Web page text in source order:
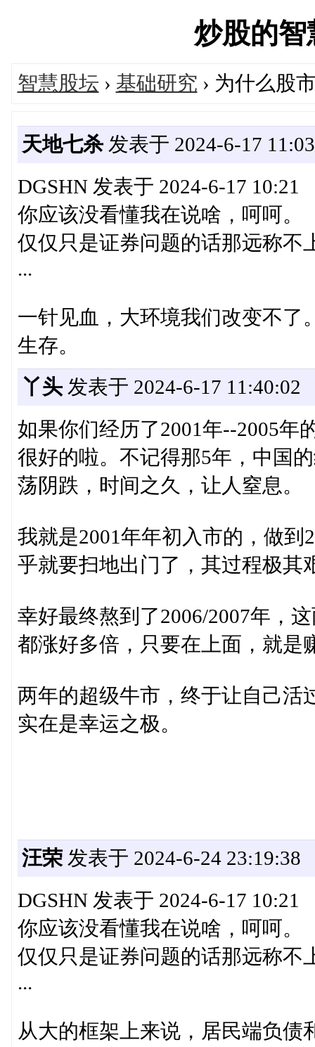
炒股的
智慧股坛 › 基础研究 › 为什么股
天地七杀发表于 2024-6-17
DGSHN 发表于 2024-6-17 10:21
你应该没看懂我在说啥，呵呵。
仅仅只是证券问题的话那远称不
...
一针见血，大环境我们改变不了
生存。
丫头发表于 2024-6-17 11:40:02
如果你们经历了2001年--2005年
很好的啦。不记得那5年，中国
荡阴跌，时间之久，让人窒息。
我就是2001年年初入市的，做
乎就要扫地出门了，其过程极其
幸好最终熬到了2006/2007年，
都涨好多倍，只要在上面，就是
两年的超级牛市，终于让自己活
实在是幸运之极。
汪荣发表于 2024-6-24 23:19:38
DGSHN 发表于 2024-6-17 10:21
你应该没看懂我在说啥，呵呵。
仅仅只是证券问题的话那远称不
...
从大的框架上来说，居民端负债